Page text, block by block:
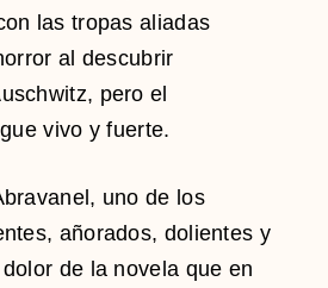
las tropas aliadas
al descubrir
pero el
vivo y fuerte.
uno de los
añorados, dolientes y
de la novela que en